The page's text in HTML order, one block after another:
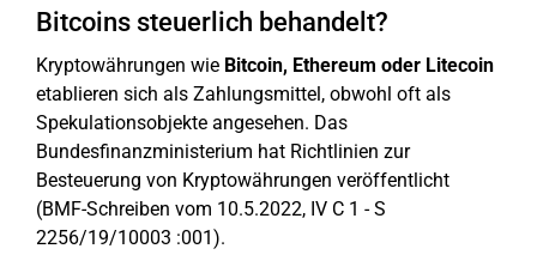
Bitcoins steuerlich behandelt?
Kryptowährungen wie Bitcoin, Ethereum oder Litecoin
etablieren sich als Zahlungsmittel, obwohl oft als
Spekulationsobjekte angesehen. Das
Bundesfinanzministerium hat Richtlinien zur
Besteuerung von Kryptowährungen veröffentlicht
(BMF-Schreiben vom 10.5.2022, IV C 1 - S
2256/19/10003 :001).